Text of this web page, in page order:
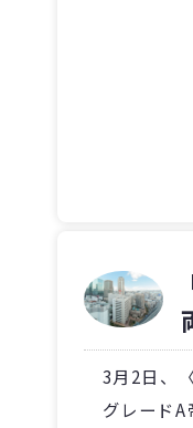
3月2日、
グレードA